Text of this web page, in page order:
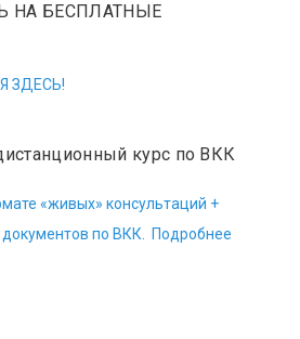
НА БЕСПЛАТНЫЕ
ЗДЕСЬ!
курс по ВКК
«живых» консультаций +
по ВКК. Подробнее